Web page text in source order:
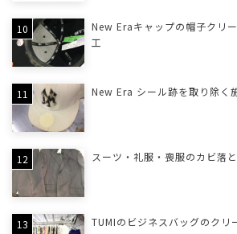
New Eraキャップの帽子クリ
工
New Era シール跡を取り除く
スーツ・礼服・喪服のカビ落
TUMIのビジネスバッグのクリ